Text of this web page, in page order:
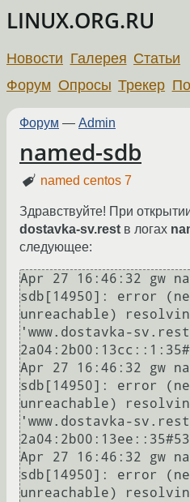
LINUX.ORG.RU
Новости Галерея Статьи
Форум Опросы Трекер
Форум — Admin
named-sdb
named centos 7
Здравствуйте! При
dostavka-sv.rest в логах
следующее:
Apr 27 16:46:32 gw
sdb[14950]: error
unreachable)
'www.dostavka-
Apr 27 16:46:32 gw
sdb[14950]: error
unreachable)
'www.dostavka-
2a04:2b00:13ee::35#53
Apr 27 16:46:32 gw
sdb[14950]: error
unreachable)